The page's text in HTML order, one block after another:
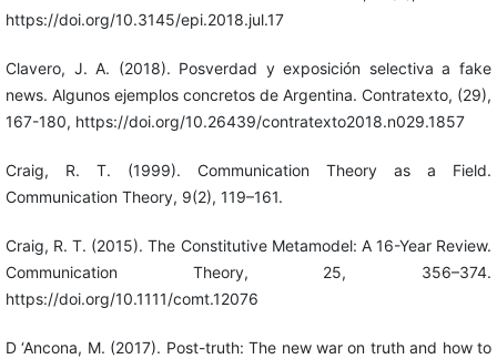
https://doi.org/10.3145/epi.2018.jul.17
Clavero, J. A. (2018). Posverdad y exposición selectiva a fake
news. Algunos ejemplos concretos de Argentina. Contratexto, (29),
167-180, https://doi.org/10.26439/contratexto2018.n029.1857
Craig, R. T. (1999). Communication Theory as a Field.
Communication Theory, 9(2), 119–161.
Craig, R. T. (2015). The Constitutive Metamodel: A 16-Year Review.
Communication Theory, 25, 356–374.
https://doi.org/10.1111/comt.12076
D ‘Ancona, M. (2017). Post-truth: The new war on truth and how to